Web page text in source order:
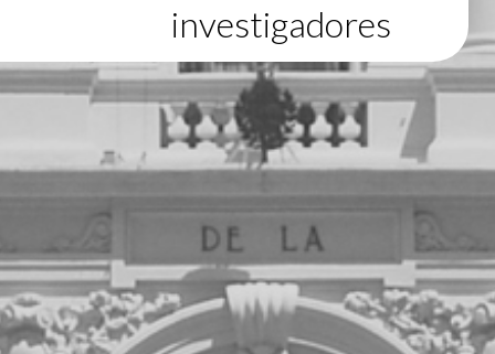
investigadores